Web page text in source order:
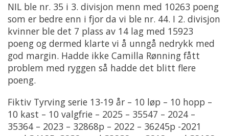
NIL ble nr. 35 i 3. divisjon menn med 10263 poeng
som er bedre enn i fjor da vi ble nr. 44. I 2. divisjon
kvinner ble det 7 plass av 14 lag med 15923
poeng og dermed klarte vi å unngå nedrykk med
god margin. Hadde ikke Camilla Rønning fått
problem med ryggen så hadde det blitt flere
poeng.
Fiktiv Tyrving serie 13-19 år – 10 løp – 10 hopp –
10 kast – 10 valgfrie – 2025 – 35547 – 2024 –
35364 – 2023 – 32868p – 2022 – 36245p -2021